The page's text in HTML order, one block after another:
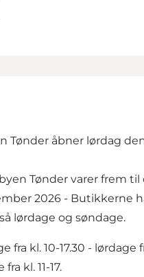
Tønder åbner lørdag
Tønder varer frem
2026 - Butikkerne
lørdage og søndage.
fra kl. 10-17.30 - lørdage
kl. 11-17.